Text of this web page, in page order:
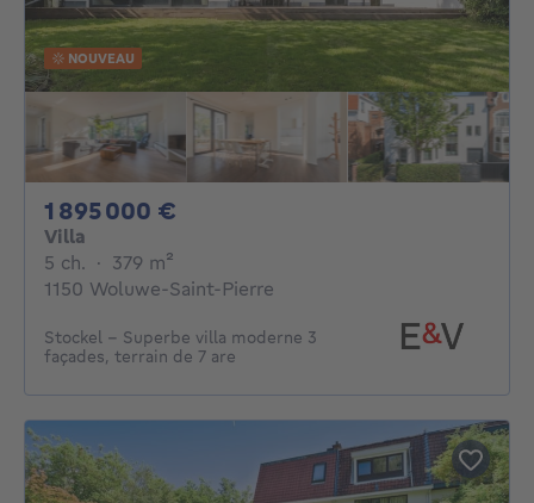
NOUVEAU
1 895 000 €
Villa
5 ch. 5 chambres
· 379 m²
1150 Woluwe-Saint-Pierre
Stockel - Superbe villa moderne 3
façades, terrain de 7 are